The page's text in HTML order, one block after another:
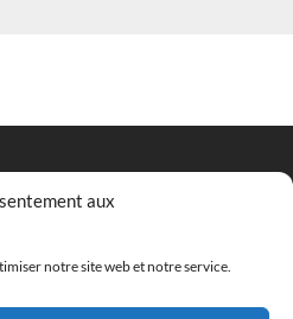
aux
notre site web et notre service.